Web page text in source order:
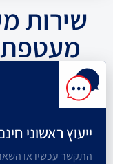
שירות
ייעוץ ראשוני
התקשר עכשיו או